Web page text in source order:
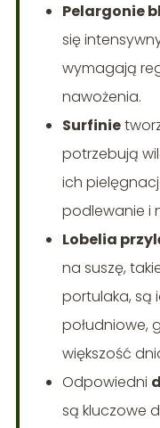
Pelargonie
się
wymagają
nawożenia.
Surfinie
potrzebują
ich
podlewanie i
Lobelia
na suszę,
portulaka, są
południowe,
większość
Odpowiedni
są kluczowe